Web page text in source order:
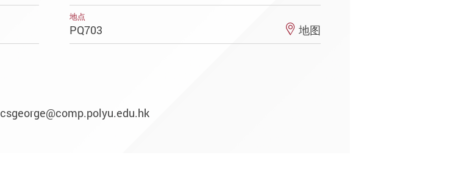
地点
PQ703 地图
csgeorge@comp.polyu.edu.hk